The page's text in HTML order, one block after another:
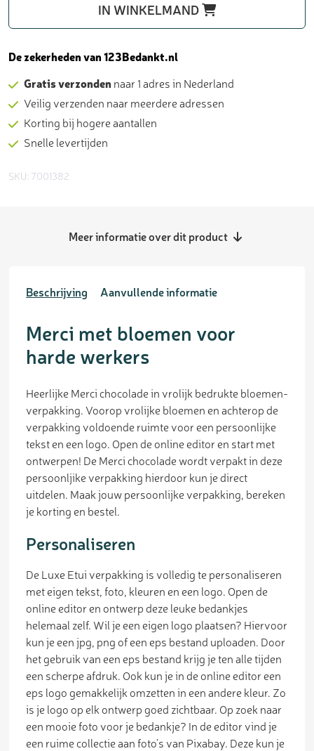
-
aantal
IN WINKELMAND
De zekerheden van 123Bedankt.nl
Gratis verzonden naar 1 adres in Nederland
Veilig verzenden naar meerdere adressen
Korting bij hogere aantallen
Snelle levertijden
SKU: 7001382
Meer informatie over dit product
Beschrijving Aanvullende informatie
Merci met bloemen voor
harde werkers
Heerlijke Merci chocolade in vrolijk bedrukte bloemen-
verpakking. Voorop vrolijke bloemen en achterop de
verpakking voldoende ruimte voor een persoonlijke
tekst en een logo. Open de online editor en start met
ontwerpen! De Merci chocolade wordt verpakt in deze
persoonljike verpakking hierdoor kun je direct
uitdelen. Maak jouw persoonlijke verpakking, bereken
je korting en bestel.
Personaliseren
De Luxe Etui verpakking is volledig te personaliseren
met eigen tekst, foto, kleuren en een logo. Open de
online editor en ontwerp deze leuke bedankjes
helemaal zelf. Wil je een eigen logo plaatsen? Hiervoor
kun je een jpg, png of een eps bestand uploaden. Door
het gebruik van een eps bestand krijg je ten alle tijden
een scherpe afdruk. Ook kun je in de online editor een
eps logo gemakkelijk omzetten in een andere kleur. Zo
is je logo op elk ontwerp goed zichtbaar. Op zoek naar
een mooie foto voor je bedankje? In de editor vind je
een ruime collectie aan foto’s van Pixabay. Deze kun je